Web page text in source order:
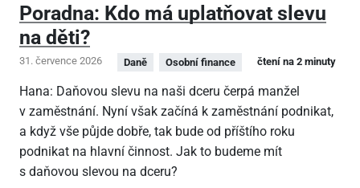
Poradna: Kdo má uplatňovat slevu
na děti?
31. července 2026 Daně Osobní finance čtení na 2 minuty
Hana: Daňovou slevu na naši dceru čerpá manžel
v zaměstnání. Nyní však začíná k zaměstnání podnikat,
a když vše půjde dobře, tak bude od příštího roku
podnikat na hlavní činnost. Jak to budeme mít
s daňovou slevou na dceru?